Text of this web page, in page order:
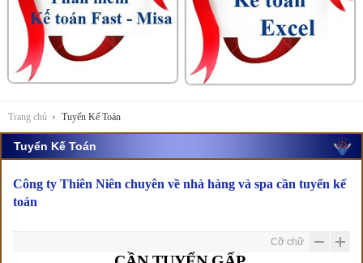
Trang chủ Tuyển Kế Toán
Tuyển Kế Toán
Công ty Thiên Niên chuyên về nhà hàng và spa cần tuyển kế
toán
Cỡ chữ